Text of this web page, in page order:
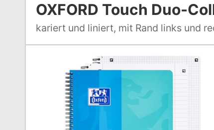
OXFORD Touch Duo-
kariert und liniert, mit Rand links und